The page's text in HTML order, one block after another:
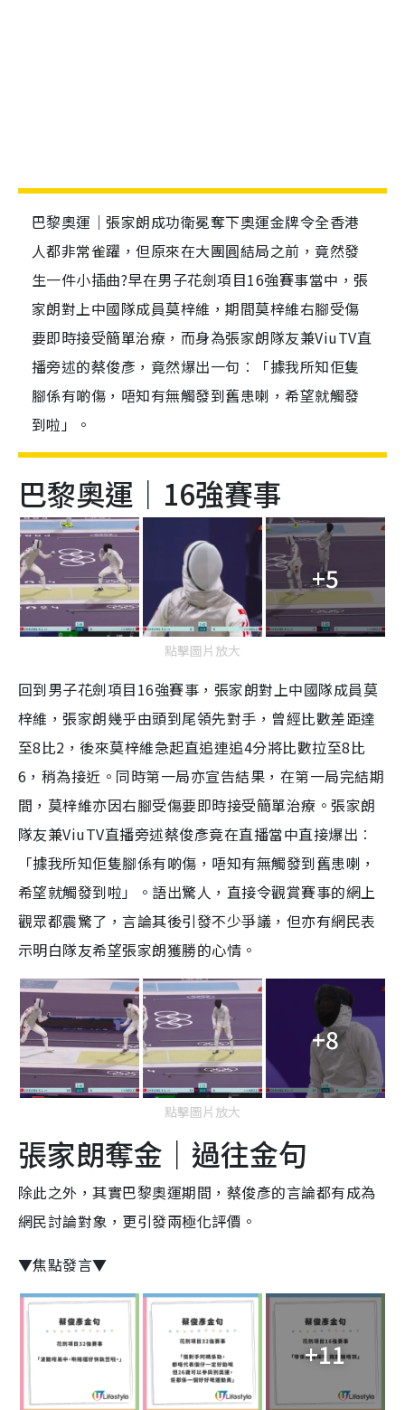
巴黎奧運｜張家朗成功衛冕奪下奧運金牌令全香港
人都非常雀躍，但原來在大團圓結局之前，竟然發
生一件小插曲?早在男子花劍項目16強賽事當中，張
家朗對上中國隊成員莫梓維，期間莫梓維右腳受傷
要即時接受簡單治療，而身為張家朗隊友兼ViuTV直
播旁述的蔡俊彥，竟然爆出一句︰「據我所知佢隻
腳係有啲傷，唔知有無觸發到舊患喇，希望就觸發
到啦」。
巴黎奧運｜16強賽事
+5
點擊圖片放大
回到男子花劍項目16強賽事，張家朗對上中國隊成員莫
梓維，張家朗幾乎由頭到尾領先對手，曾經比數差距達
至8比2，後來莫梓維急起直追連追4分將比數拉至8比
6，稍為接近。同時第一局亦宣告結果，在第一局完結期
間，莫梓維亦因右腳受傷要即時接受簡單治療。張家朗
隊友兼ViuTV直播旁述蔡俊彥竟在直播當中直接爆出︰
「據我所知佢隻腳係有啲傷，唔知有無觸發到舊患喇，
希望就觸發到啦」。語出驚人，直接令觀賞賽事的網上
觀眾都震驚了，言論其後引發不少爭議，但亦有網民表
示明白隊友希望張家朗獲勝的心情。
+8
點擊圖片放大
張家朗奪金｜過往金句
除此之外，其實巴黎奧運期間，蔡俊彥的言論都有成為
網民討論對象，更引發兩極化評價。
▼焦點發言▼
+11